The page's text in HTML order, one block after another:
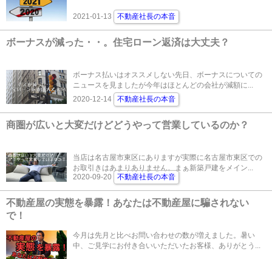
2021-01-13 不動産社長の本音
ボーナスが減った・・。住宅ローン返済は大丈夫？
ボーナス払いはオススメしない先日、ボーナスについての
ニュースを見ましたが今年はほとんどの会社が減額に...
2020-12-14
不動産社長の本音
商圏が広いと大変だけどどうやって営業しているのか？
当店は名古屋市東区にありますが実際に名古屋市東区での
お取引きはあまりありません。まぁ新築戸建をメイン...
2020-09-20
不動産社長の本音
不動産屋の実態を暴露！あなたは不動産屋に騙されない
で！
今月は先月と比べお問い合わせの数が増えました。暑い
中、ご見学にお付き合いいただいたお客様、ありがとう...